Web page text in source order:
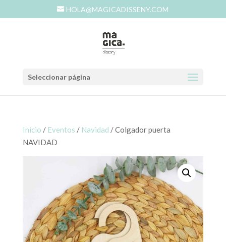
HOLA@MAGICADISSENY.COM
Seleccionar página
Inicio / Eventos / Navidad / Colgador puerta
NAVIDAD